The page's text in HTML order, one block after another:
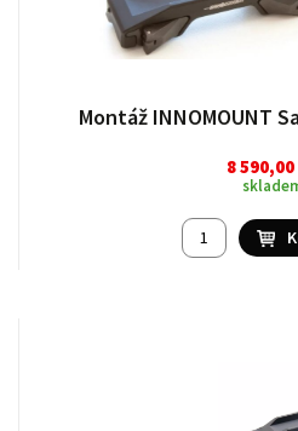
Montáž INNOMOUNT
8 590,00